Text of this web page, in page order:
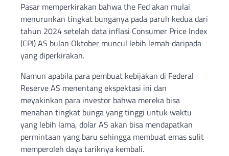
Pasar memperkirakan bahwa the Fed akan mulai
menurunkan tingkat bunganya pada paruh kedua dari
tahun 2024 setelah data inflasi Consumer Price Index
(CPI) AS bulan Oktober muncul lebih lemah daripada
yang diperkirakan.
Namun apabila para pembuat kebijakan di Federal
Reserve AS menentang ekspektasi ini dan
meyakinkan para investor bahwa mereka bisa
menahan tingkat bunga yang tinggi untuk waktu
yang lebih lama, dolar AS akan bisa mendapatkan
permintaan yang baru sehingga membuat emas sulit
memperoleh daya tariknya kembali.